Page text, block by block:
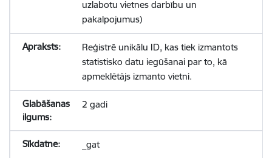
uzlabotu vietnes darbību un
pakalpojumus)
Reģistrē unikālu ID, kas tiek izmantots
statistisko datu iegūšanai par to, kā
apmeklētājs izmanto vietni.
2 gadi
_gat